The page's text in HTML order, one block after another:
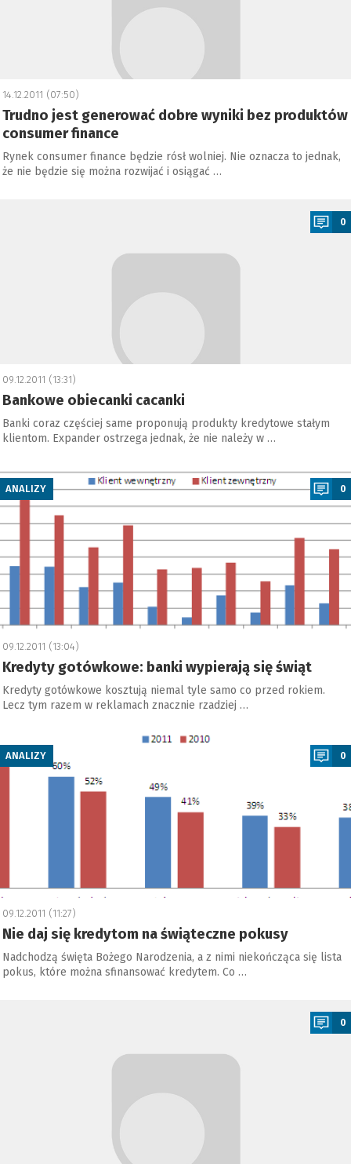
14.12.2011 (07:50)
Trudno jest generować dobre wyniki bez produktów
consumer finance
Rynek consumer finance będzie rósł wolniej. Nie oznacza to jednak,
że nie będzie się można rozwijać i osiągać …
0
09.12.2011 (13:31)
Bankowe obiecanki cacanki
Banki coraz częściej same proponują produkty kredytowe stałym
klientom. Expander ostrzega jednak, że nie należy w …
ANALIZY 0
09.12.2011 (13:04)
Kredyty gotówkowe: banki wypierają się świąt
Kredyty gotówkowe kosztują niemal tyle samo co przed rokiem.
Lecz tym razem w reklamach znacznie rzadziej …
ANALIZY 0
09.12.2011 (11:27)
Nie daj się kredytom na świąteczne pokusy
Nadchodzą święta Bożego Narodzenia, a z nimi niekończąca się lista
pokus, które można sfinansować kredytem. Co …
0